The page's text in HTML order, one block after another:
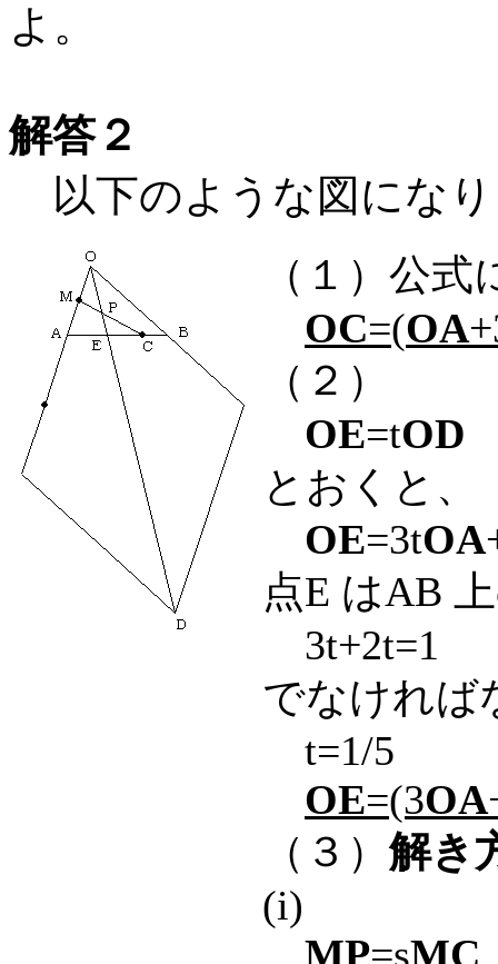
よ。
解答２
以下のような図にな
（１）公式
OC=(OA
（２）
OE=tOD
とおくと、
OE=3tOA
点E はAB
3t+2t=1
でなければ
t=1/5
OE=(3OA
（３）解き
(i)
MP=sMC